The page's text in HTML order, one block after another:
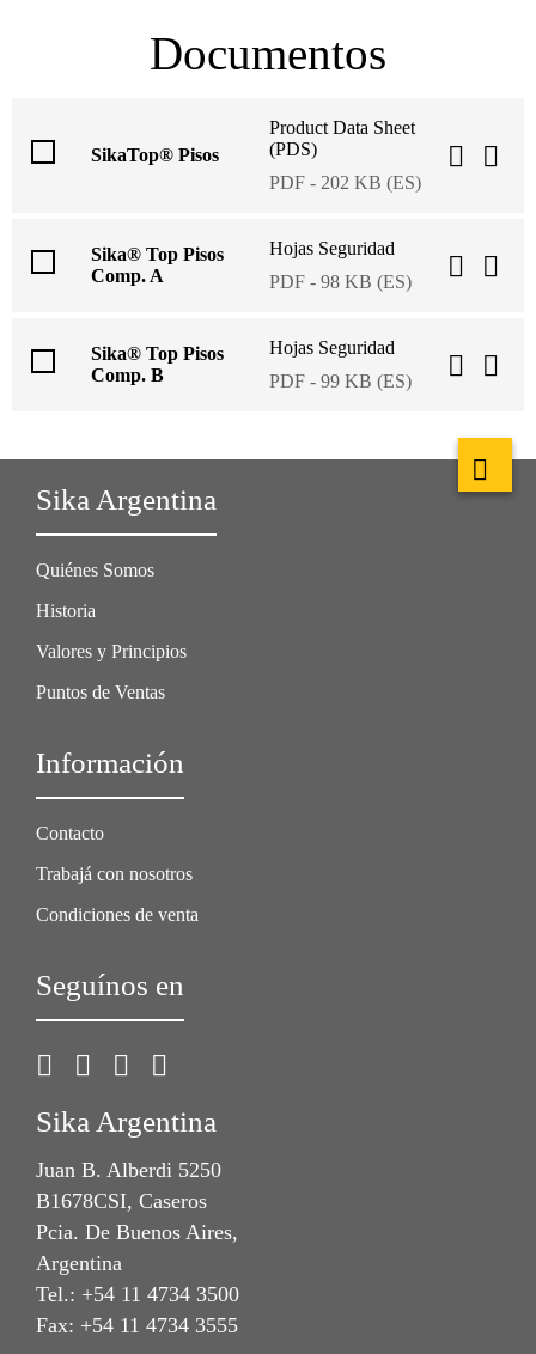
Documentos
SikaTop® Pisos
Product Data Sheet
(PDS)
PDF - 202 KB (ES)
Sika® Top Pisos
Comp. A
Hojas Seguridad
PDF - 98 KB (ES)
Sika® Top Pisos
Comp. B
Hojas Seguridad
PDF - 99 KB (ES)
Sika Argentina
Quiénes Somos
Historia
Valores y Principios
Puntos de Ventas
Información
Contacto
Trabajá con nosotros
Condiciones de venta
Seguínos en
Sika Argentina
Juan B. Alberdi 5250
B1678CSI, Caseros
Pcia. De Buenos Aires,
Argentina
Tel.: +54 11 4734 3500
Fax: +54 11 4734 3555